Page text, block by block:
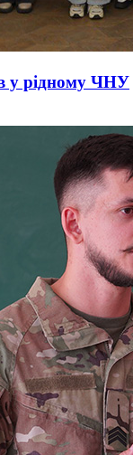
у рідному ЧНУ